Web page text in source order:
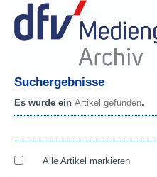
Suchergebnisse
Es wurde ein Artikel gefunden.
Alle Artikel markieren